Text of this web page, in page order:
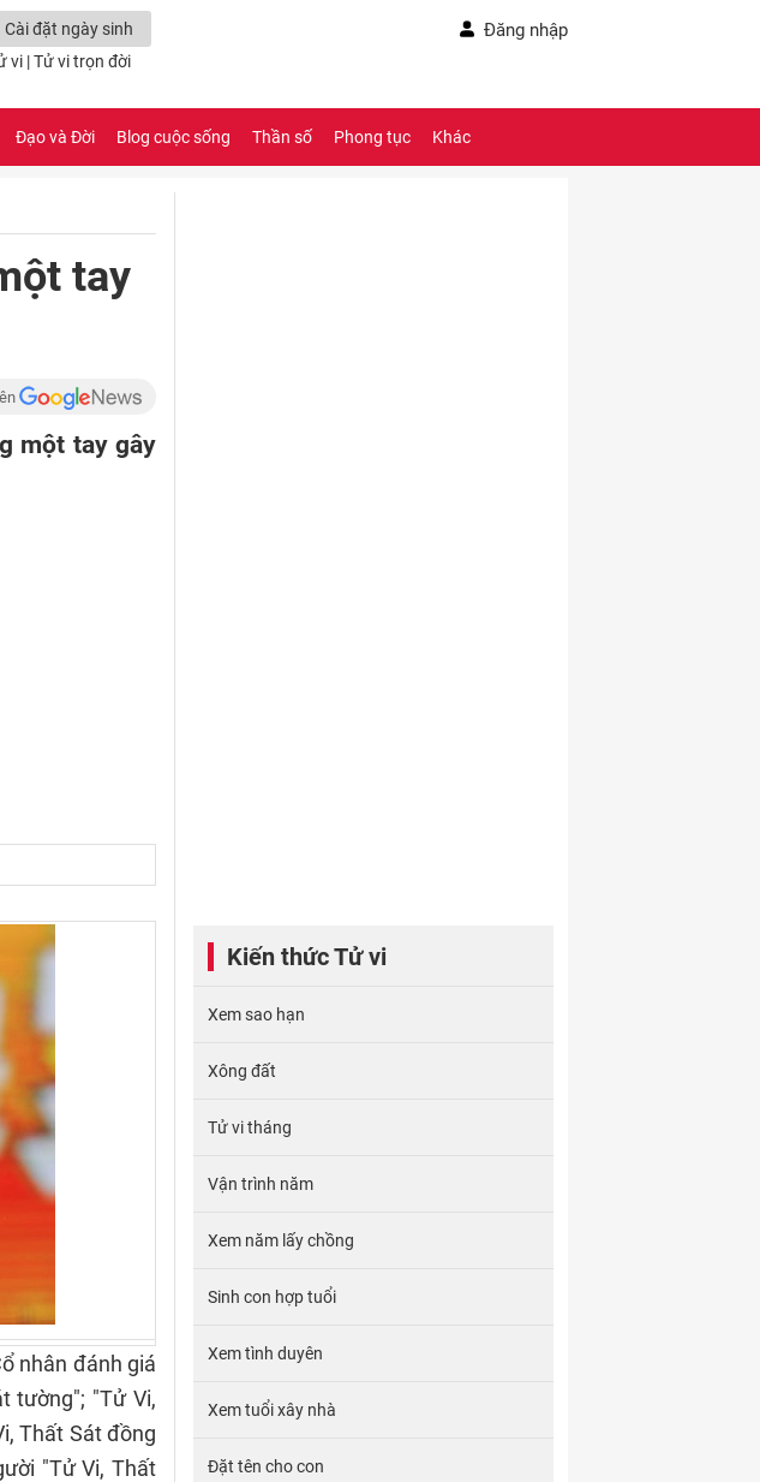
Cài đặt ngày sinh Đăng nhập
vi |Tử vi trọn đời
Đạo và Đời Blog cuộc sống Thần số Phong tục Khác
tay
một tay gây
nhân đánh giá
tường"; "Tử Vi,
Thất Sát đồng
"Tử Vi, Thất
Kiến thức Tử vi
Xem sao hạn
Xông đất
Tử vi tháng
Vận trình năm
Xem năm lấy chồng
Sinh con hợp tuổi
Xem tình duyên
Xem tuổi xây nhà
Đặt tên cho con